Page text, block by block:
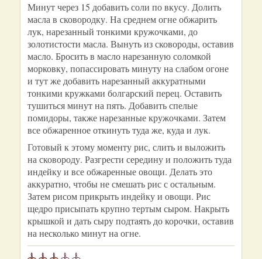
Минут через 15 добавить соли по вкусу. Долить
масла в сковородку. На среднем огне обжарить
лук, нарезанный тонкими кружочками, до
золотистости масла. Вынуть из сковороды, оставив
масло. Бросить в масло нарезанную соломкой
морковку, попассировать минуту на слабом огоне
и тут же добавить нарезанный аккуратными
тонкими кружками болгарский перец. Оставить
тушиться минут на пять. Добавить спелые
помидоры, также нарезанные кружочками. Затем
все обжаренное откинуть туда же, куда и лук.
Готовый к этому моменту рис, слить и выложить
на сковороду. Разгрести середину и положить туда
индейку и все обжаренные овощи. Делать это
аккуратно, чтобы не смешать рис с остальным.
Затем рисом прикрыть индейку и овощи. Рис
щедро присыпать крупно тертым сыром. Накрыть
крышкой и дать сыру подтаять до корочки, оставив
на несколько минут на огне.